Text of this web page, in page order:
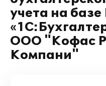
учета на
ООО "Кофас
Компани"